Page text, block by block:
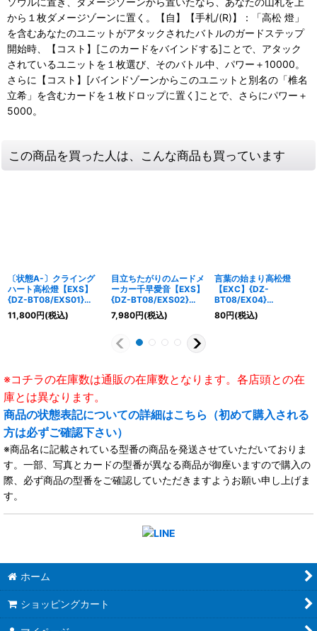
から１枚ダメージゾーンに置く。【自】【手札/(R)】：「高松 燈」
を含むあなたのユニットがアタックされたバトルのガードステップ
開始時、【コスト】[このカードをバインドする]ことで、アタック
されているユニットを１枚選び、そのバトル中、パワー＋10000。
さらに【コスト】[バインドゾーンからこのユニットと別名の「椎名
立希」を含むカードを１枚ドロップに置く]ことで、さらにパワー＋
5000。
この商品を買った人は、こんな商品も買っています
〔状態A-〕クライング
ハート高松燈【EXS】
{DZ-BT08/EXS01}
《BanGDream!》
11,800円(税込)
目立ちたがりのムードメ
ーカー千早愛音【EXS】
{DZ-BT08/EXS02}
《BanGDream!》
7,980円(税込)
言葉の始まり高松燈
【EXC】{DZ-
BT08/EX04}
《BanGDream!》
80円(税込)
※コチラの在庫数は通販の在庫数となります。各店頭との在
庫とは異なります。
商品の状態表記についての詳細はこちら（初めて購入される
方は必ずご確認下さい）
※商品名に記載されている型番の商品を発送させていただいておりま
す。一部、写真とカードの型番が異なる商品が御座いますので購入の
際、必ず商品の型番をご確認していただきますようお願い申し上げま
す。
ホーム
ショッピングカート